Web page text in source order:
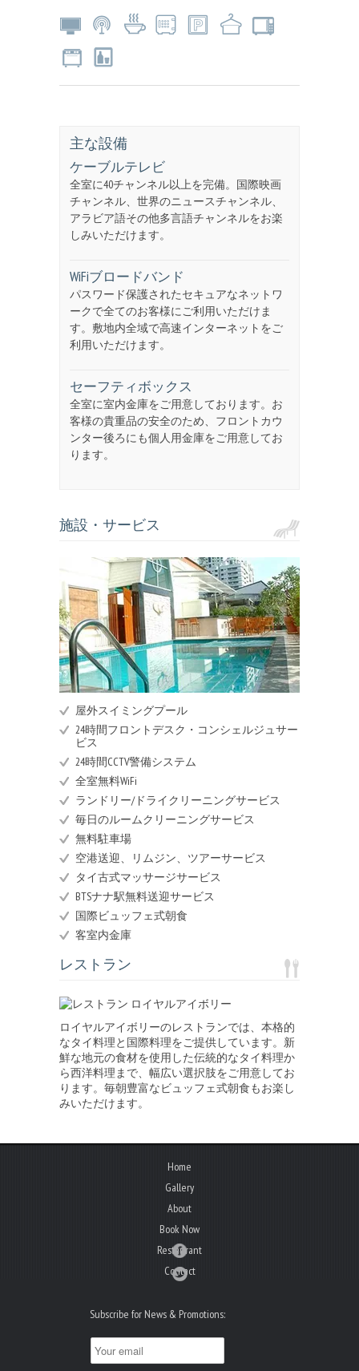
主な設備
ケーブルテレビ
全室に40チャンネル以上を完備。国際映画
チャンネル、世界のニュースチャンネル、
アラビア語その他多言語チャンネルをお楽
しみいただけます。
WiFiブロードバンド
パスワード保護されたセキュアなネットワ
ークで全てのお客様にご利用いただけま
す。敷地内全域で高速インターネットをご
利用いただけます。
セーフティボックス
全室に室内金庫をご用意しております。お
客様の貴重品の安全のため、フロントカウ
ンター後ろにも個人用金庫をご用意してお
ります。
施設・サービス
屋外スイミングプール
24時間フロントデスク・コンシェルジュサー
ビス
24時間CCTV警備システム
全室無料WiFi
ランドリー/ドライクリーニングサービス
毎日のルームクリーニングサービス
無料駐車場
空港送迎、リムジン、ツアーサービス
タイ古式マッサージサービス
BTSナナ駅無料送迎サービス
国際ビュッフェ式朝食
客室内金庫
レストラン
ロイヤルアイボリーのレストランでは、本格的
なタイ料理と国際料理をご提供しています。新
鮮な地元の食材を使用した伝統的なタイ料理か
ら西洋料理まで、幅広い選択肢をご用意してお
ります。毎朝豊富なビュッフェ式朝食もお楽し
みいただけます。
Home
Gallery
About
Book Now
Restaurant
Contact
Subscribe for News & Promotions: